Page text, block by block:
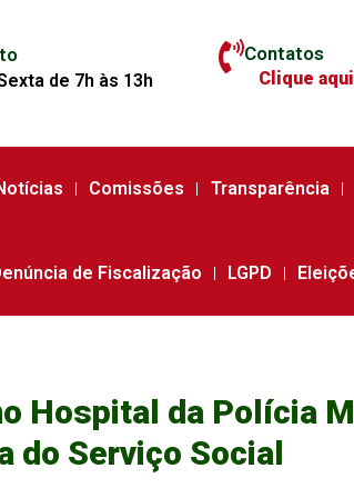
de 7h às 13h
Contatos
Clique aqui
Comissões Transparência
de Fiscalização LGPD
Hospital da Polícia
do Serviço Social